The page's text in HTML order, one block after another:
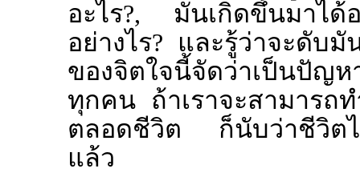
อะไร?, มันเกิดขึ้นมาได้
อย่างไร? และรู้ว่าจะดับ
ของจิตใจนี้จัดว่าเป็นปัญ
ทุกคน ถ้าเราจะสามารถ
ตลอดชีวิต ก็นับว่าชีวิต
แล้ว